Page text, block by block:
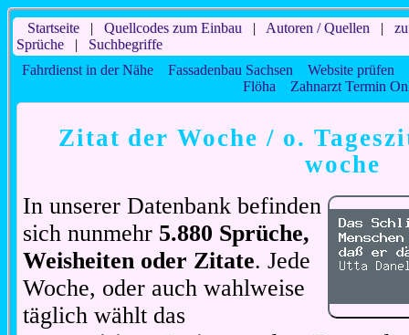
Startseite| Quellcodes zum Einbau | Autoren / Quellen |
Sprüche| Suchbegriffe
Fahrdienst in der Nähe
Fassadenbau Sachsen
Website prüfen
Flöha
Zahnarzt Termin
Zitat der Woche / o.
woche
In unserer Datenbank befinden
sich nunmehr 5.880 Sprüche,
Weisheiten oder Zitate. Jede
Woche, oder auch wahlweise
täglich wählt das